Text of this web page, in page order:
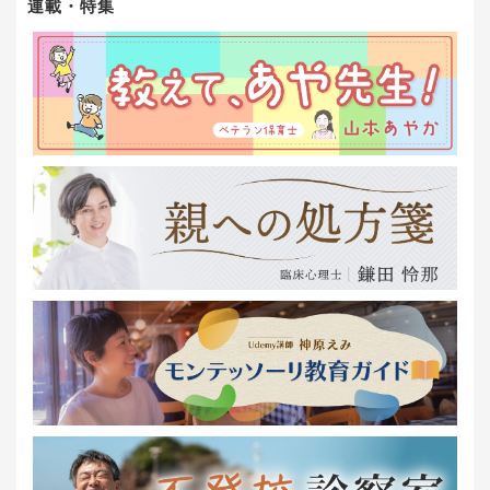
連載・特集